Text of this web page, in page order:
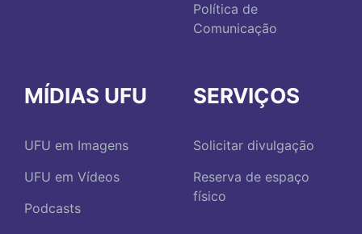
Política de
Comunicação
MÍDIAS UFU
UFU em Imagens
UFU em Vídeos
Podcasts
SERVIÇOS
Solicitar divulgação
Reserva de espaço
físico